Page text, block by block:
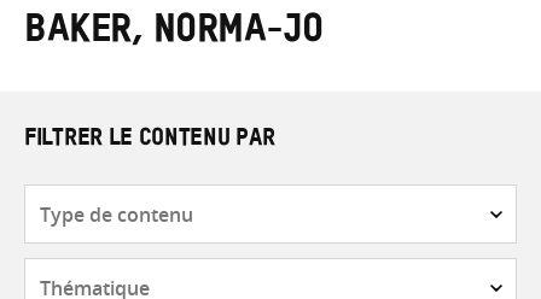
les
termes
Baker, Norma-Jo
FILTRER LE CONTENU PAR
contenu